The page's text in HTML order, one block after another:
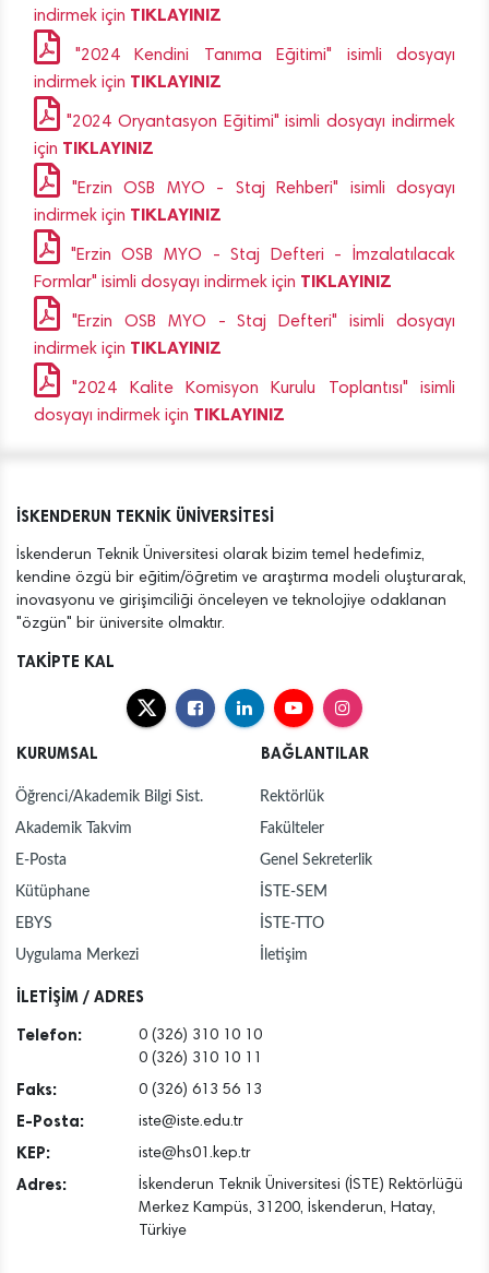
indirmek için TIKLAYINIZ
"2024 Kendini Tanıma Eğitimi" isimli dosyayı
indirmek için TIKLAYINIZ
"2024 Oryantasyon Eğitimi" isimli dosyayı indirmek
için TIKLAYINIZ
"Erzin OSB MYO - Staj Rehberi" isimli dosyayı
indirmek için TIKLAYINIZ
"Erzin OSB MYO - Staj Defteri - İmzalatılacak
Formlar" isimli dosyayı indirmek için TIKLAYINIZ
"Erzin OSB MYO - Staj Defteri" isimli dosyayı
indirmek için TIKLAYINIZ
"2024 Kalite Komisyon Kurulu Toplantısı" isimli
dosyayı indirmek için TIKLAYINIZ
İSKENDERUN TEKNİK ÜNİVERSİTESİ
İskenderun Teknik Üniversitesi olarak bizim temel hedefimiz,
kendine özgü bir eğitim/öğretim ve araştırma modeli oluşturarak,
inovasyonu ve girişimciliği önceleyen ve teknolojiye odaklanan
"özgün" bir üniversite olmaktır.
TAKİPTE KAL
KURUMSAL
Öğrenci/Akademik Bilgi Sist.
Akademik Takvim
E-Posta
Kütüphane
EBYS
Uygulama Merkezi
BAĞLANTILAR
Rektörlük
Fakülteler
Genel Sekreterlik
İSTE-SEM
İSTE-TTO
İletişim
İLETİŞİM / ADRES
Telefon:
0 (326) 310 10 10
0 (326) 310 10 11
Faks: 0 (326) 613 56 13
E-Posta: iste@iste.edu.tr
KEP: iste@hs01.kep.tr
Adres:
İskenderun Teknik Üniversitesi (İSTE) Rektörlüğü
Merkez Kampüs, 31200, İskenderun, Hatay,
Türkiye